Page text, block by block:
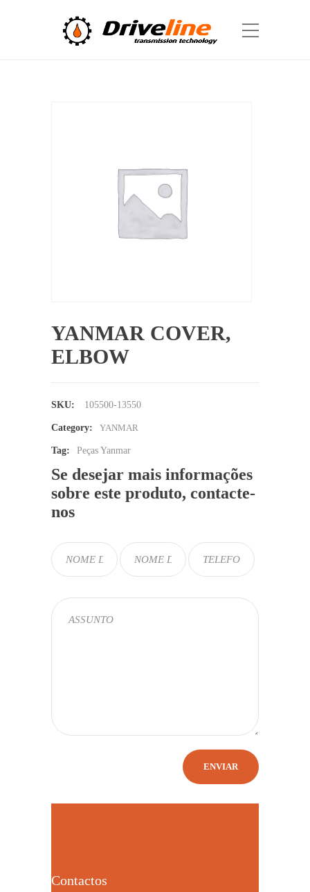
YANMAR COVER,
ELBOW
SKU: 105500-13550
Category: YANMAR
Tag: Peças Yanmar
Se desejar mais informações
sobre este produto, contacte-
nos
Contactos